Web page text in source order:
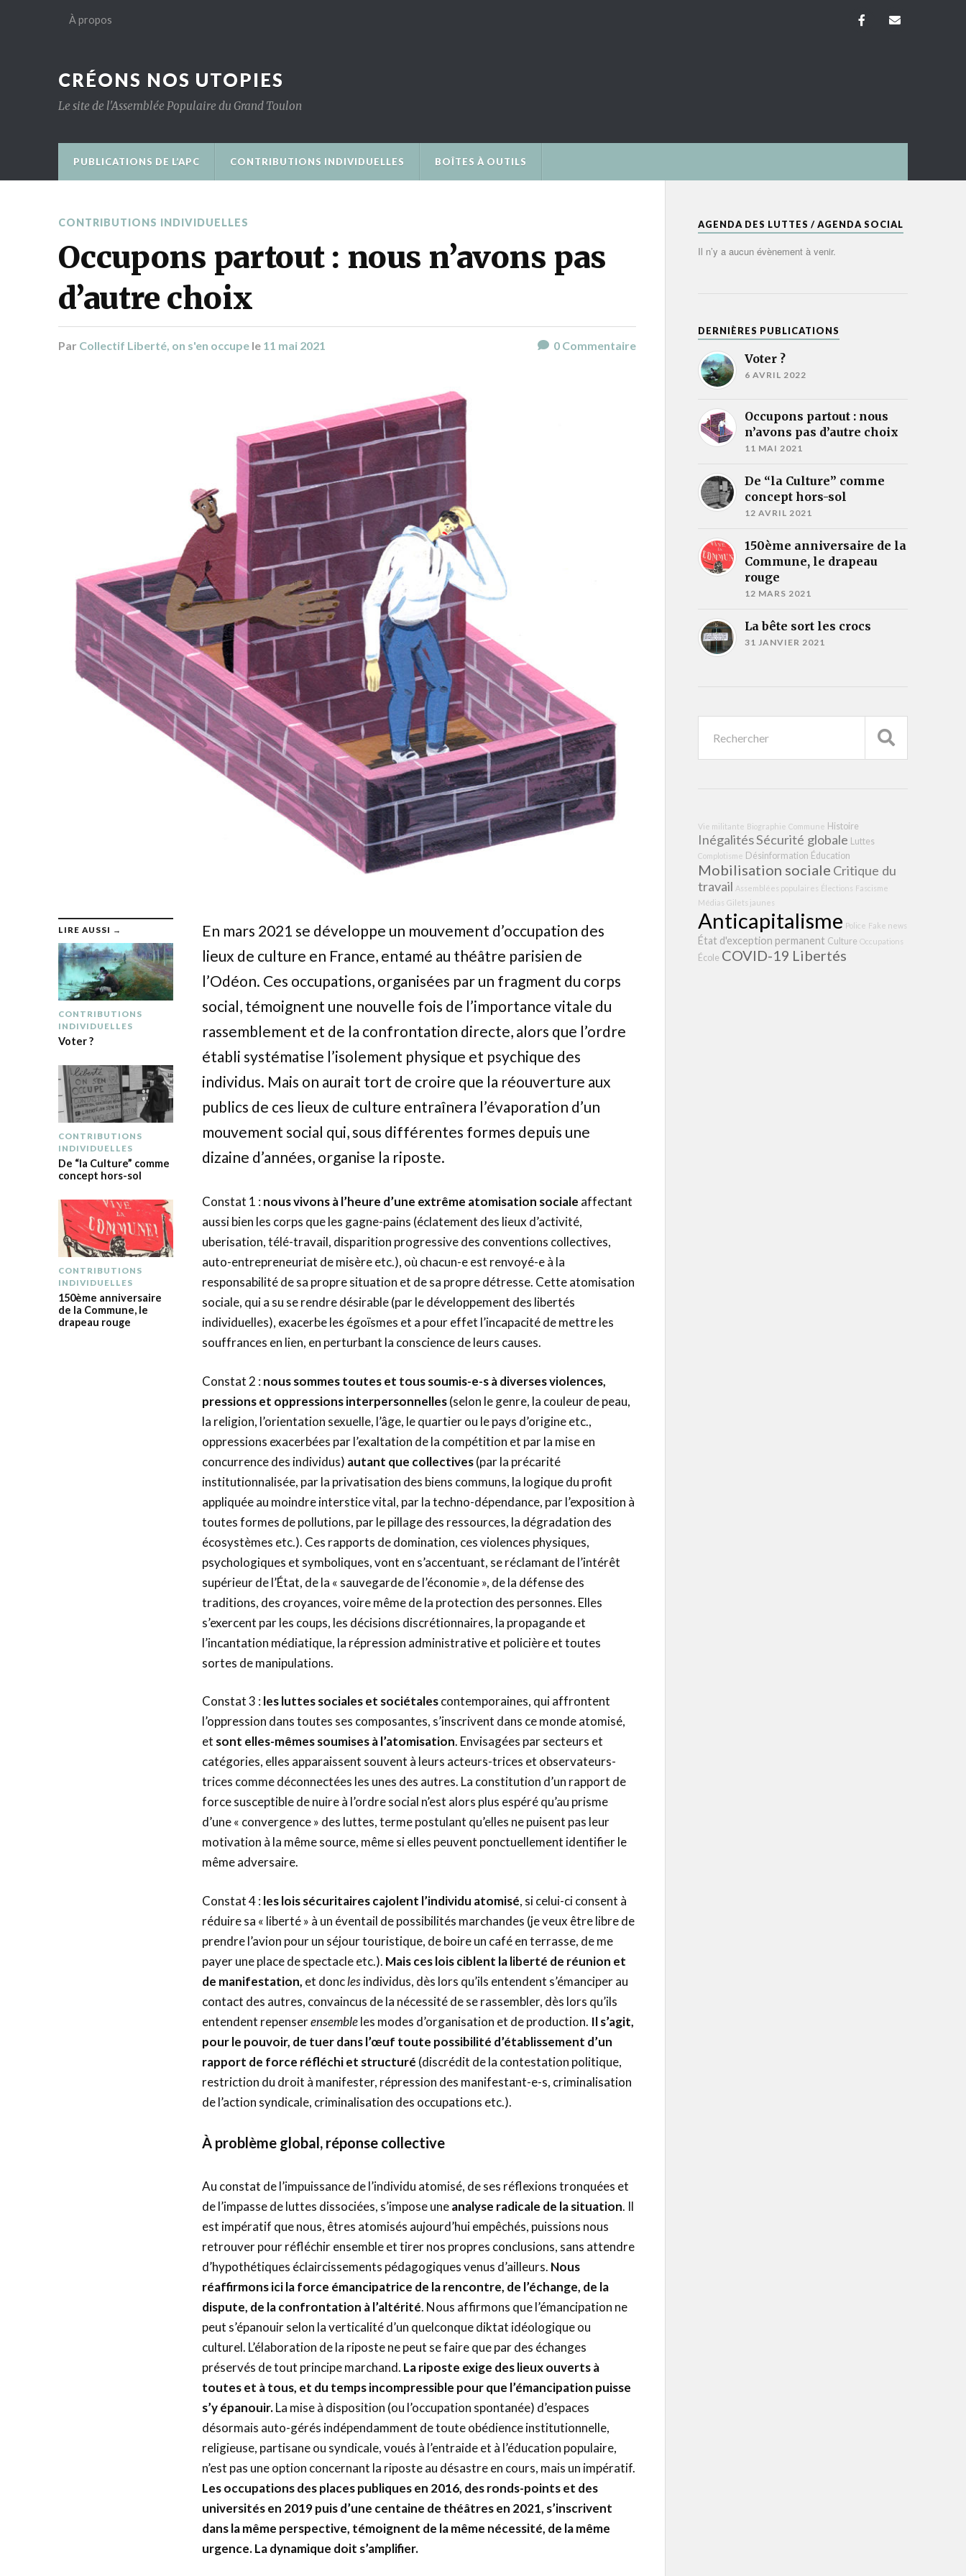
À propos
CRÉONS NOS UTOPIES
Le site de l'Assemblée Populaire du Grand Toulon
PUBLICATIONS DE L’APC CONTRIBUTIONS INDIVIDUELLES BOÎTES À OUTILS
CONTRIBUTIONS INDIVIDUELLES
Occupons partout : nous n’avons pas
d’autre choix
Par Collectif Liberté, on s'en occupe le 11 mai 2021 0Commentaire
LIRE AUSSI →
CONTRIBUTIONS
INDIVIDUELLES
Voter ?
CONTRIBUTIONS
INDIVIDUELLES
De “la Culture” comme
concept hors-sol
CONTRIBUTIONS
INDIVIDUELLES
150ème anniversaire
de la Commune, le
drapeau rouge
En mars 2021 se développe un mouvement d’occupation des
lieux de culture en France, entamé au théâtre parisien de
l’Odéon. Ces occupations, organisées par un fragment du corps
social, témoignent une nouvelle fois de l’importance vitale du
rassemblement et de la confrontation directe, alors que l’ordre
établi systématise l’isolement physique et psychique des
individus. Mais on aurait tort de croire que la réouverture aux
publics de ces lieux de culture entraînera l’évaporation d’un
mouvement social qui, sous différentes formes depuis une
dizaine d’années, organise la riposte.
Constat 1 :nous vivons à l’heure d’une extrême atomisation sociale affectant
aussi bien les corps que les gagne-pains (éclatement des lieux d’activité,
uberisation, télé-travail, disparition progressive des conventions collectives,
auto-entrepreneuriat de misère etc.), où chacun-e est renvoyé-e à la
responsabilité de sa propre situation et de sa propre détresse. Cette atomisation
sociale, qui a su se rendre désirable (par le développement des libertés
individuelles), exacerbe les égoïsmes et a pour effet l’incapacité de mettre les
souffrances en lien, en perturbant la conscience de leurs causes.
Constat 2 :nous sommes toutes et tous soumis-e-s à diversesviolences,
pressionset oppressions interpersonnelles(selon le genre, la couleur de peau,
la religion, l’orientation sexuelle, l’âge, le quartier ou le pays d’origine etc.,
oppressions exacerbées par l’exaltation de la compétition et par la mise en
concurrence des individus) autant que collectives(par la précarité
institutionnalisée, par la privatisation des biens communs, la logique du profit
appliquée au moindre interstice vital, par la techno-dépendance, par l’exposition à
toutes formes de pollutions, par le pillage des ressources, la dégradation des
écosystèmes etc.). Ces rapports de domination, ces violences physiques,
psychologiques et symboliques, vont en s’accentuant, se réclamant de l’intérêt
supérieur de l’État, de la « sauvegarde de l’économie », de la défense des
traditions, des croyances, voire même de la protection des personnes. Elles
s’exercent par les coups, les décisions discrétionnaires, la propagande et
l’incantation médiatique, la répression administrative et policière et toutes
sortes de manipulations.
Constat 3 :les luttes sociales et sociétalescontemporaines, qui affrontent
l’oppression dans toutes ses composantes, s’inscrivent dans ce monde atomisé,
et sont elles-mêmes soumises à l’atomisation. Envisagées par secteurs et
catégories, elles apparaissent souvent à leurs acteurs-trices et observateurs-
trices comme déconnectées les unes des autres. La constitution d’un rapport de
force susceptible de nuire à l’ordre social n’est alors plus espéré qu’au prisme
d’une « convergence » des luttes, terme postulant qu’elles ne puisent pas leur
motivation à la même source, même si elles peuvent ponctuellement identifier le
même adversaire.
Constat 4 :les lois sécuritaires cajolent l’individu atomisé, si celui-ci consent à
réduire sa « liberté » à un éventail de possibilités marchandes (je veux être libre de
prendre l’avion pour un séjour touristique, de boire un café en terrasse, de me
payer une place de spectacle etc.). Mais ces lois ciblent la liberté de réunion et
de manifestation, et donclesindividus, dès lors qu’ils entendent s’émanciper au
contact des autres, convaincus de la nécessité de se rassembler, dès lors qu’ils
entendent repenserensembleles modes d’organisation et de production. Il s’agit,
pour le pouvoir, de tuer dans l’œuf toute possibilité d’établissement d’un
rapport de force réfléchi et structuré (discrédit de la contestation politique,
restriction du droit à manifester, répression des manifestant-e-s, criminalisation
de l’action syndicale, criminalisation des occupations etc.).
À problème global, réponse collective
Au constat de l’impuissance de l’individu atomisé, de ses réflexions tronquées et
de l’impasse de luttes dissociées, s’impose uneanalyse radicale de la situation. Il
est impératif que nous, êtres atomisés aujourd’hui empêchés, puissions nous
retrouver pour réfléchir ensemble et tirer nos propres conclusions, sans attendre
d’hypothétiques éclaircissements pédagogiques venus d’ailleurs. Nous
réaffirmons ici la force émancipatrice de la rencontre, de l’échange, de la
dispute, de la confrontation à l’altérité. Nous affirmons que l’émancipation ne
peut s’épanouir selon la verticalité d’un quelconque diktat idéologique ou
culturel. L’élaboration de la riposte ne peut se faire que par des échanges
préservés de tout principe marchand. La riposte exige des lieux ouverts à
toutes et àtous, et du temps incompressible pour que l’émancipation puisse
s’y épanouir.La mise à disposition (ou l’occupation spontanée) d’espaces
désormais auto-gérés indépendamment de toute obédience institutionnelle,
religieuse, partisane ou syndicale, voués à l’entraide et à l’éducation populaire,
n’est pas une option concernant la riposte au désastre en cours, mais un impératif.
Les occupations desplacespubliquesen 2016, desronds-points et des
universités en 2019 puis d’une centaine de théâtres en 2021, s’inscrivent
dans la même perspective, témoignent de la même nécessité, de la même
urgence. La dynamique doit s’amplifier.
AGENDA DES LUTTES / AGENDA SOCIAL
Il n’y a aucun évènement à venir.
DERNIÈRES PUBLICATIONS
Voter ?
6 AVRIL 2022
Occupons partout : nous
n’avons pas d’autre choix
11 MAI 2021
De “la Culture” comme
concept hors-sol
12 AVRIL 2021
150ème anniversaire de la
Commune, le drapeau
rouge
12 MARS 2021
La bête sort les crocs
31 JANVIER 2021
Vie militante Biographie Commune Histoire
InégalitésSécurité globale Luttes
Complotisme Désinformation Éducation
Mobilisation sociale Critique du
travail Assemblées populaires Élections Fascisme
Médias Gilets jaunes
Anticapitalisme Police Fake news
État d'exception permanent Culture Occupations
École COVID-19 Libertés